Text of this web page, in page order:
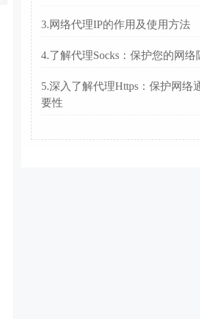
3.网络代理IP的作用及使用方法
4.了解代理Socks：保护您的网络
5.深入了解代理Https：保护网络
要性